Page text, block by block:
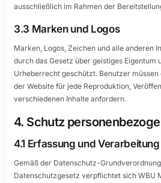
ausschließlich im Rahmen der
3.3 Marken und Logos
Marken, Logos, Zeichen und alle anderen
durch das Gesetz über geistiges Eigentum
Urheberrecht geschützt. Benutzer
der Website für jede Reproduktion,
verschiedenen Inhalte anfordern.
4. Schutz
4.1 Erfassung und Verarbeitung
Gemäß der Datenschutz-Grundverordnung
Datenschutzgesetz verpflichtet sich WBU